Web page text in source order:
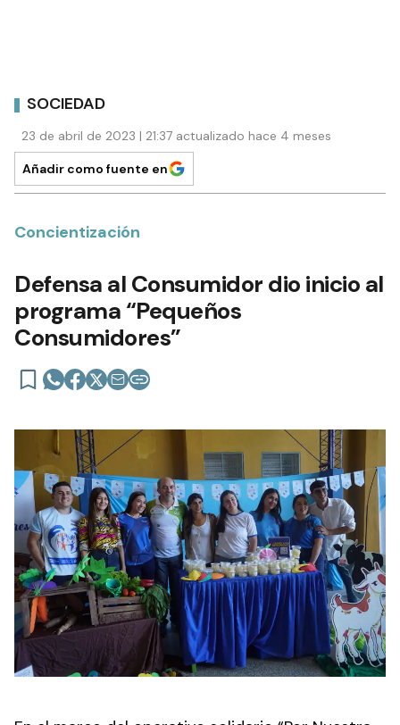
SOCIEDAD
23 de abril de 2023 | 21:37 actualizado hace 4 meses
Añadir como fuente en
Concientización
Defensa al Consumidor dio inicio al
programa “Pequeños
Consumidores”